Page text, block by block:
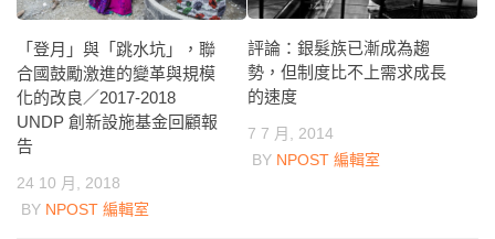
「登月」與「跳水坑」，聯
合國鼓勵激進的變革與規模
化的改良／2017-2018
UNDP 創新設施基金回顧報
告
24 10 月, 2018
BY NPOST 編輯室
評論：銀髮族已漸成為趨
勢，但制度比不上需求成長
的速度
7 7 月, 2014
BY NPOST 編輯室